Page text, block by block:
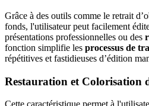
Grâce à des outils comme le retrait
fonds, l'utilisateur peut facilement
présentations professionnelles ou des
fonction simplifie les processus de
répétitives et fastidieuses d’édition
Restauration et Colorisation